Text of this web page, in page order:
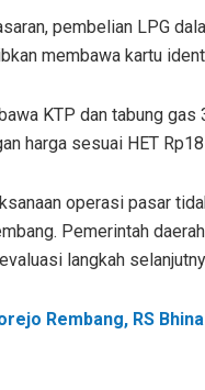
pembelian LPG
membawa kartu
KTP dan tabung
harga sesuai HET Rp18
operasi pasar
Pemerintah
langkah
Rembang, RS